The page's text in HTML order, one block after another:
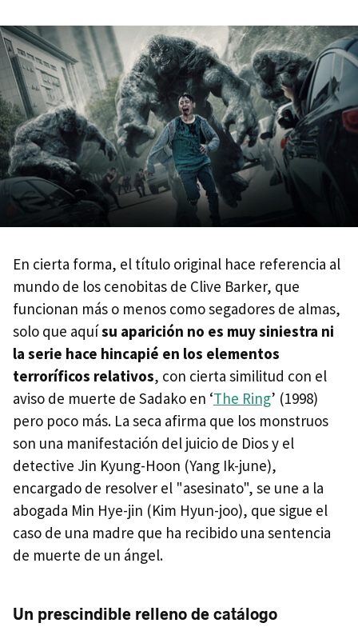
En cierta forma, el título original hace referencia al
mundo de los cenobitas de Clive Barker, que
funcionan más o menos como segadores de almas,
solo que aquísu aparición no es muy siniestra ni
la serie hace hincapié en los elementos
terroríficos relativos, con cierta similitud con el
aviso de muerte de Sadako en ‘The Ring’ (1998)
pero poco más. La seca afirma que los monstruos
son una manifestación del juicio de Dios y el
detective Jin Kyung-Hoon (Yang Ik-june),
encargado de resolver el "asesinato", se une a la
abogada Min Hye-jin (Kim Hyun-joo), que sigue el
caso de una madre que ha recibido una sentencia
de muerte de un ángel.
Un prescindible relleno de catálogo